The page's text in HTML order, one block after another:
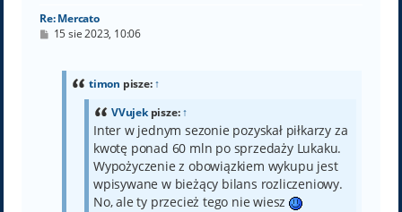
Re: Mercato
P15 sie 2023, 10:06
timon pisze:↑
VVujekpisze:↑
Inter w jednym sezonie pozyskał piłkarzy za
kwotę ponad 60 mln po sprzedaży Lukaku.
Wypożyczenie z obowiązkiem wykupu jest
wpisywane w bieżący bilans rozliczeniowy.
No, ale ty przecież tego nie wiesz